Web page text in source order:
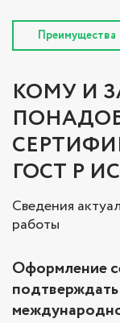
Преимущества
КОМУ И
ГОСТ Р
Сведения
работы
Оформление